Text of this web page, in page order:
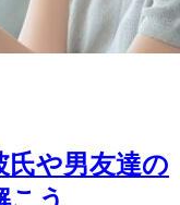
氏や男友達の